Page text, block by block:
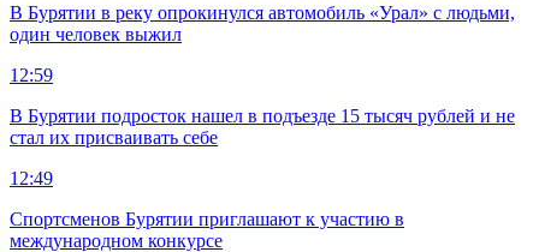
В Бурятии в реку опрокинулся автомобиль «Урал» с людьми,
один человек выжил
12:59
В Бурятии подросток нашел в подъезде 15 тысяч рублей и не
стал их присваивать себе
12:49
Спортсменов Бурятии приглашают к участию в
международном конкурсе